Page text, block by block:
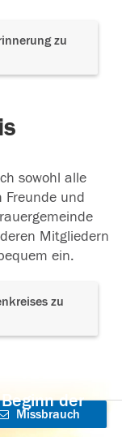
zu
sowohl alle
Freunde und
Mitgliedern
ein.
zu
der
Missbrauch